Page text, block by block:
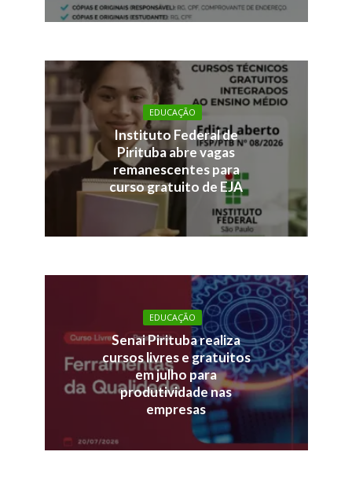
EDUCAÇÃO
Instituto Federal de
Pirituba abre vagas
remanescentes para
curso gratuito de EJA
EDUCAÇÃO
Senai Pirituba realiza
cursos livres e gratuitos
em julho para
produtividade nas
empresas